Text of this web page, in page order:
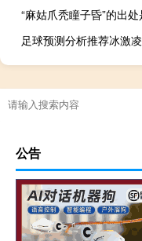
“麻姑爪秃瞳子昏”的出处
足球预测分析推荐冰激凌
公告